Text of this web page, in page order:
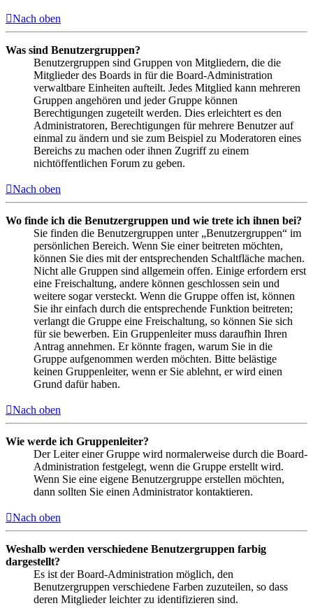
Nach oben
Was sind Benutzergruppen?
Benutzergruppen sind Gruppen von Mitgliedern, die die
Mitglieder des Boards in für die Board-Administration
verwaltbare Einheiten aufteilt. Jedes Mitglied kann mehreren
Gruppen angehören und jeder Gruppe können
Berechtigungen zugeteilt werden. Dies erleichtert es den
Administratoren, Berechtigungen für mehrere Benutzer auf
einmal zu ändern und sie zum Beispiel zu Moderatoren eines
Bereichs zu machen oder ihnen Zugriff zu einem
nichtöffentlichen Forum zu geben.
Nach oben
Wo finde ich die Benutzergruppen und wie trete ich ihnen bei?
Sie finden die Benutzergruppen unter „Benutzergruppen“ im
persönlichen Bereich. Wenn Sie einer beitreten möchten,
können Sie dies mit der entsprechenden Schaltfläche machen.
Nicht alle Gruppen sind allgemein offen. Einige erfordern erst
eine Freischaltung, andere können geschlossen sein und
weitere sogar versteckt. Wenn die Gruppe offen ist, können
Sie ihr einfach durch die entsprechende Funktion beitreten;
verlangt die Gruppe eine Freischaltung, so können Sie sich
für sie bewerben. Ein Gruppenleiter muss daraufhin Ihren
Antrag annehmen. Er könnte fragen, warum Sie in die
Gruppe aufgenommen werden möchten. Bitte belästige
keinen Gruppenleiter, wenn er Sie ablehnt, er wird einen
Grund dafür haben.
Nach oben
Wie werde ich Gruppenleiter?
Der Leiter einer Gruppe wird normalerweise durch die Board-
Administration festgelegt, wenn die Gruppe erstellt wird.
Wenn Sie eine eigene Benutzergruppe erstellen möchten,
dann sollten Sie einen Administrator kontaktieren.
Nach oben
Weshalb werden verschiedene Benutzergruppen farbig
dargestellt?
Es ist der Board-Administration möglich, den
Benutzergruppen verschiedene Farben zuzuteilen, so dass
deren Mitglieder leichter zu identifizieren sind.